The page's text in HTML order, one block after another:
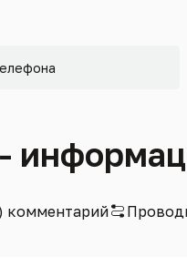
комментарий